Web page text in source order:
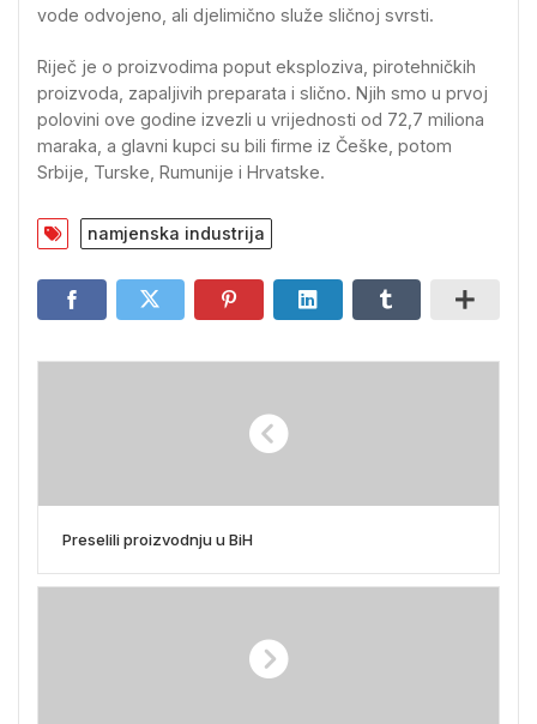
vode odvojeno, ali djelimično služe sličnoj svrsti.
Riječ je o proizvodima poput eksploziva, pirotehničkih
proizvoda, zapaljivih preparata i slično. Njih smo u prvoj
polovini ove godine izvezli u vrijednosti od 72,7 miliona
maraka, a glavni kupci su bili firme iz Češke, potom
Srbije, Turske, Rumunije i Hrvatske.
namjenska industrija
Preselili proizvodnju u BiH